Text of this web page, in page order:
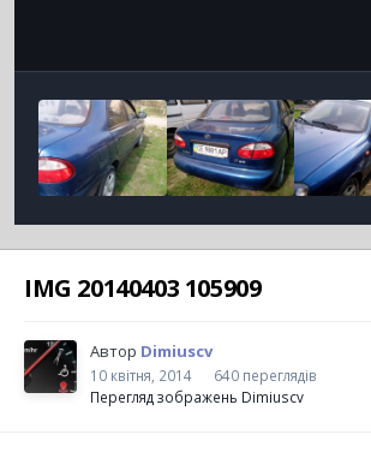
IMG 20140403 105909
Автор Dimiuscv
10 квітня, 2014
640 переглядів
Перегляд зображень Dimiuscv